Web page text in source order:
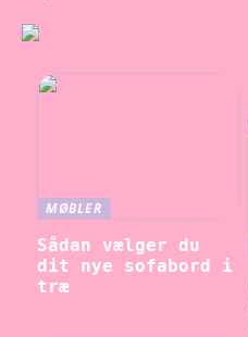
MØBLER
Sådan vælger du
dit nye sofabord i
træ